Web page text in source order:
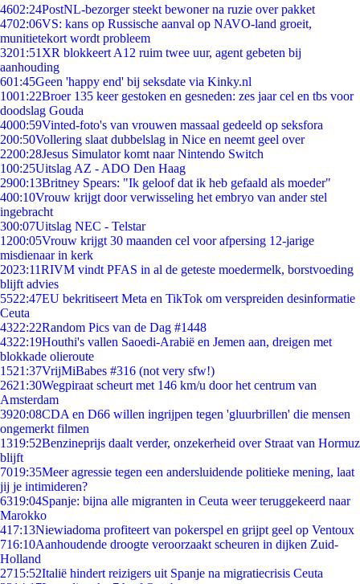
4602:24PostNL-bezorger steekt bewoner na ruzie over pakket
4702:06VS: kans op Russische aanval op NAVO-land groeit,
munitietekort wordt probleem
3201:51 XR blokkeert A12 ruim twee uur, agent gebeten bij
aanhouding
601:45Geen 'happy end' bij seksdate via Kinky.nl
1001:22Broer 135 keer gestoken en gesneden: zes jaar cel en tbs voor
doodslag Gouda
4000:59Vinted-foto's van vrouwen massaal gedeeld op seksfora
200:50Vollering slaat dubbelslag in Nice en neemt geel over
2200:28Jesus Simulator komt naar Nintendo Switch
100:25Uitslag AZ - ADO Den Haag
2900:13Britney Spears: "Ik geloof dat ik heb gefaald als moeder"
400:10Vrouw krijgt door verwisseling het embryo van ander stel
ingebracht
300:07Uitslag NEC - Telstar
1200:05Vrouw krijgt 30 maanden cel voor afpersing 12-jarige
misdienaar in kerk
2023:11RIVM vindt PFAS in al de geteste moedermelk, borstvoeding
blijft advies
5522:47EU bekritiseert Meta en TikTok om verspreiden desinformatie
Ceuta
4322:22Random Pics van de Dag #1448
4322:19Houthi's vallen Saoedi-Arabië en Jemen aan, dreigen met
blokkade olieroute
1521:37VrijMiBabes #316 (not very sfw!)
2621:30Wegpiraat scheurt met 146 km/u door het centrum van
Amsterdam
3920:08CDA en D66 willen ingrijpen tegen 'gluurbrillen' die mensen
ongemerkt filmen
1319:52Benzineprijs daalt verder, onzekerheid over Straat van Hormuz
blijft
7019:35Meer agressie tegen een andersluidende politieke mening, laat
jij je intimideren?
6319:04Spanje: bijna alle migranten in Ceuta weer teruggekeerd naar
Marokko
417:13Niewiadoma profiteert van pokerspel en grijpt geel op Ventoux
716:10Aanhoudende droogte veroorzaakt scheuren in dijken Zuid-
Holland
2715:52Italië hindert reizigers uit Spanje na migratiecrisis Ceuta